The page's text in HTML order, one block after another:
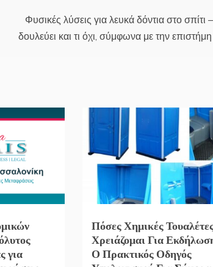
Φυσικές λύσεις για λευκά δόντια στο σπίτι
δουλεύει και τι όχι, σύμφωνα με την επιστήμη
για
Πόσες Χημικές
Χρειάζομαι Για
Ο Πρακτικός Οδηγός